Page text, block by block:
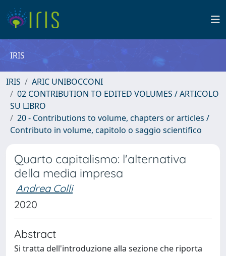
IRIS
IRIS
ARIC UNIBOCCONI
02 CONTRIBUTION TO EDITED VOLUMES / ARTICOLO
SU LIBRO
20 - Contributions to volume, chapters or articles /
Contributo in volume, capitolo o saggio scientifico
Quarto capitalismo: l'alternativa
della media impresa
Andrea Colli
2020
Abstract
Si tratta dell'introduzione alla sezione che riporta